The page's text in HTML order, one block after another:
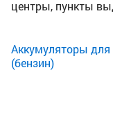
центры, пункты
Аккумуляторы для
(бензин)